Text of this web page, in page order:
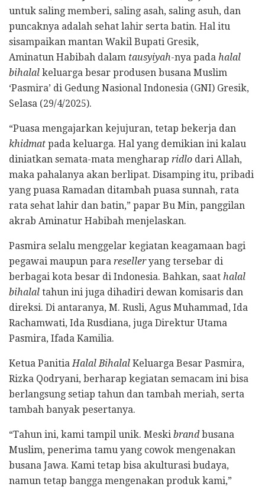
untuk saling memberi, saling asah, saling asuh, dan
puncaknya adalah sehat lahir serta batin. Hal itu
sisampaikan mantan Wakil Bupati Gresik,
Aminatun Habibah dalam tausyiyah-nya pada halal
bihalal keluarga besar produsen busana Muslim
‘Pasmira’ di Gedung Nasional Indonesia (GNI) Gresik,
Selasa (29/4/2025).
“Puasa mengajarkan kejujuran, tetap bekerja dan
khidmat pada keluarga. Hal yang demikian ini kalau
diniatkan semata-mata mengharap ridlo dari Allah,
maka pahalanya akan berlipat. Disamping itu, pribadi
yang puasa Ramadan ditambah puasa sunnah, rata
rata sehat lahir dan batin,” papar Bu Min, panggilan
akrab Aminatur Habibah menjelaskan.
Pasmira selalu menggelar kegiatan keagamaan bagi
pegawai maupun para reselleryang tersebar di
berbagai kota besar di Indonesia. Bahkan, saat halal
bihalal tahun ini juga dihadiri dewan komisaris dan
direksi. Di antaranya, M. Rusli, Agus Muhammad, Ida
Rachamwati, Ida Rusdiana, juga Direktur Utama
Pasmira, Ifada Kamilia.
Ketua Panitia Halal Bihalal Keluarga Besar Pasmira,
Rizka Qodryani, berharap kegiatan semacam ini bisa
berlangsung setiap tahun dan tambah meriah, serta
tambah banyak pesertanya.
“Tahun ini, kami tampil unik. Meski brandbusana
Muslim, penerima tamu yang cowok mengenakan
busana Jawa. Kami tetap bisa akulturasi budaya,
namun tetap bangga mengenakan produk kami,”